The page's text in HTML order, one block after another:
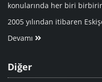
konularında her biri
2005 yılından itibaren
Devamı
Diğer